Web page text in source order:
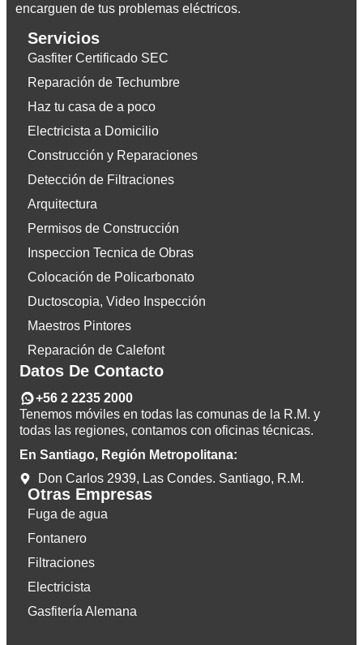
encarguen de tus problemas eléctricos.
Servicios
Gasfiter Certificado SEC
Reparación de Techumbre
Haz tu casa de a poco
Electricista a Domicilio
Construcción y Reparaciones
Detección de Filtraciones
Arquitectura
Permisos de Construcción
Inspeccion Tecnica de Obras
Colocación de Policarbonato
Ductoscopia, Video Inspección
Maestros Pintores
Reparación de Calefont
Datos De Contacto
+56 2 2235 2000
Tenemos móviles en todas las comunas de la R.M. y
todas las regiones, contamos con oficinas técnicas.
En Santiago, Región Metropolitana:
Don Carlos 2939, Las Condes. Santiago, R.M.
Otras Empresas
Fuga de agua
Fontanero
Filtraciones
Electricista
Gasfitería Alemana